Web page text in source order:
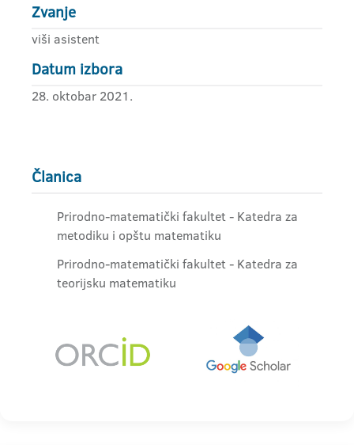
Zvanje
viši asistent
Datum izbora
28. oktobar 2021.
Članica
Prirodno-matematički fakultet - Katedra za
metodiku i opštu matematiku
Prirodno-matematički fakultet - Katedra za
teorijsku matematiku